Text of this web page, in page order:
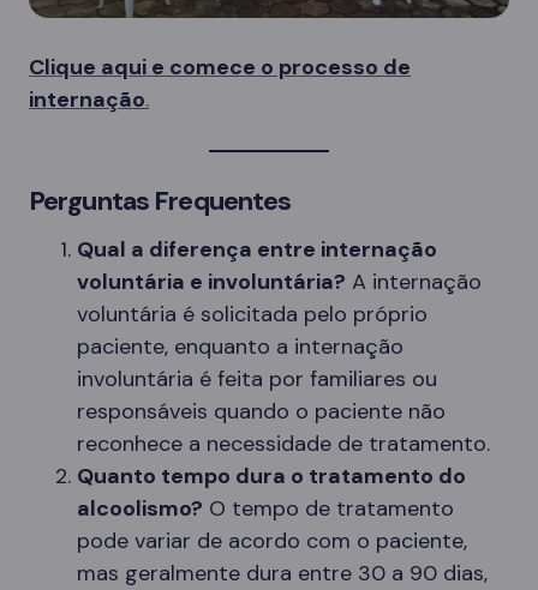
Clique aqui e comece o processo de
internação.
Perguntas Frequentes
Qual a diferença entre internação
voluntária e involuntária? A internação
voluntária é solicitada pelo próprio
paciente, enquanto a internação
involuntária é feita por familiares ou
responsáveis quando o paciente não
reconhece a necessidade de tratamento.
Quanto tempo dura o tratamento do
alcoolismo? O tempo de tratamento
pode variar de acordo com o paciente,
mas geralmente dura entre 30 a 90 dias,